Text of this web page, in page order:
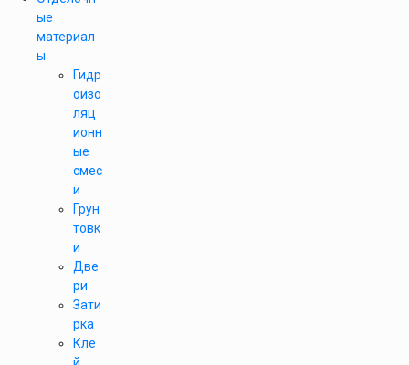
ые
материал
ы
Гидр
оизо
ляц
ионн
ые
смес
и
Грун
товк
и
Две
ри
Зати
рка
Кле